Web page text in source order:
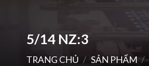
5/14 NZ:3
TRANG CHỦ / SẢN PHẨM /